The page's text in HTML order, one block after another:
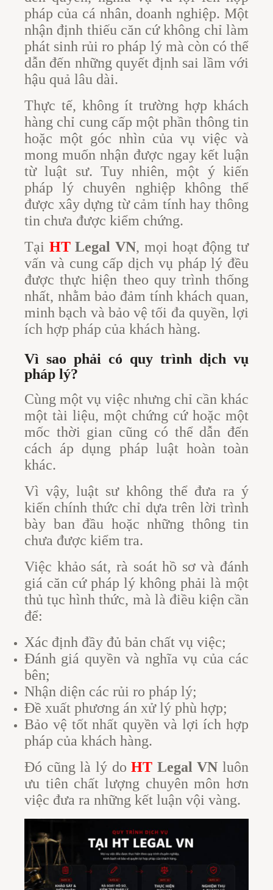
pháp của cá nhân, doanh nghiệp. Một
nhận định thiếu căn cứ không chỉ làm
phát sinh rủi ro pháp lý mà còn có thể
dẫn đến những quyết định sai lầm với
hậu quả lâu dài.
Thực tế, không ít trường hợp khách
hàng chỉ cung cấp một phần thông tin
hoặc một góc nhìn của vụ việc và
mong muốn nhận được ngay kết luận
từ luật sư. Tuy nhiên, một ý kiến
pháp lý chuyên nghiệp không thể
được xây dựng từ cảm tính hay thông
tin chưa được kiểm chứng.
Tại HT Legal VN, mọi hoạt động tư
vấn và cung cấp dịch vụ pháp lý đều
được thực hiện theo quy trình thống
nhất, nhằm bảo đảm tính khách quan,
minh bạch và bảo vệ tối đa quyền, lợi
ích hợp pháp của khách hàng.
Vì sao phải có quy trình dịch vụ
pháp lý?
Cùng một vụ việc nhưng chỉ cần khác
một tài liệu, một chứng cứ hoặc một
mốc thời gian cũng có thể dẫn đến
cách áp dụng pháp luật hoàn toàn
khác.
Vì vậy, luật sư không thể đưa ra ý
kiến chính thức chỉ dựa trên lời trình
bày ban đầu hoặc những thông tin
chưa được kiểm tra.
Việc khảo sát, rà soát hồ sơ và đánh
giá căn cứ pháp lý không phải là một
thủ tục hình thức, mà là điều kiện cần
để:
Xác định đầy đủ bản chất vụ việc;
Đánh giá quyền và nghĩa vụ của các
bên;
Nhận diện các rủi ro pháp lý;
Đề xuất phương án xử lý phù hợp;
Bảo vệ tốt nhất quyền và lợi ích hợp
pháp của khách hàng.
Đó cũng là lý doHT Legal VN luôn
ưu tiên chất lượng chuyên môn hơn
việc đưa ra những kết luận vội vàng.